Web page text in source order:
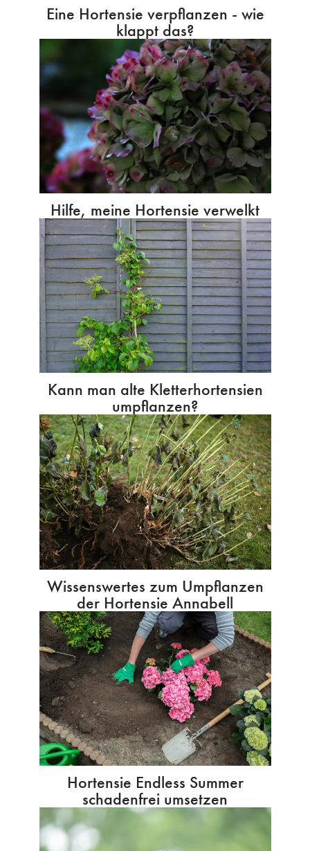
Eine Hortensie verpflanzen - wie
klappt das?
Hilfe, meine Hortensie verwelkt
Kann man alte Kletterhortensien
umpflanzen?
Wissenswertes zum Umpflanzen
der Hortensie Annabell
Hortensie Endless Summer
schadenfrei umsetzen